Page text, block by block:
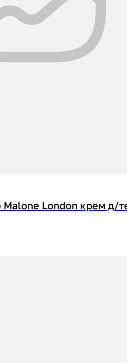
Malone London крем д/